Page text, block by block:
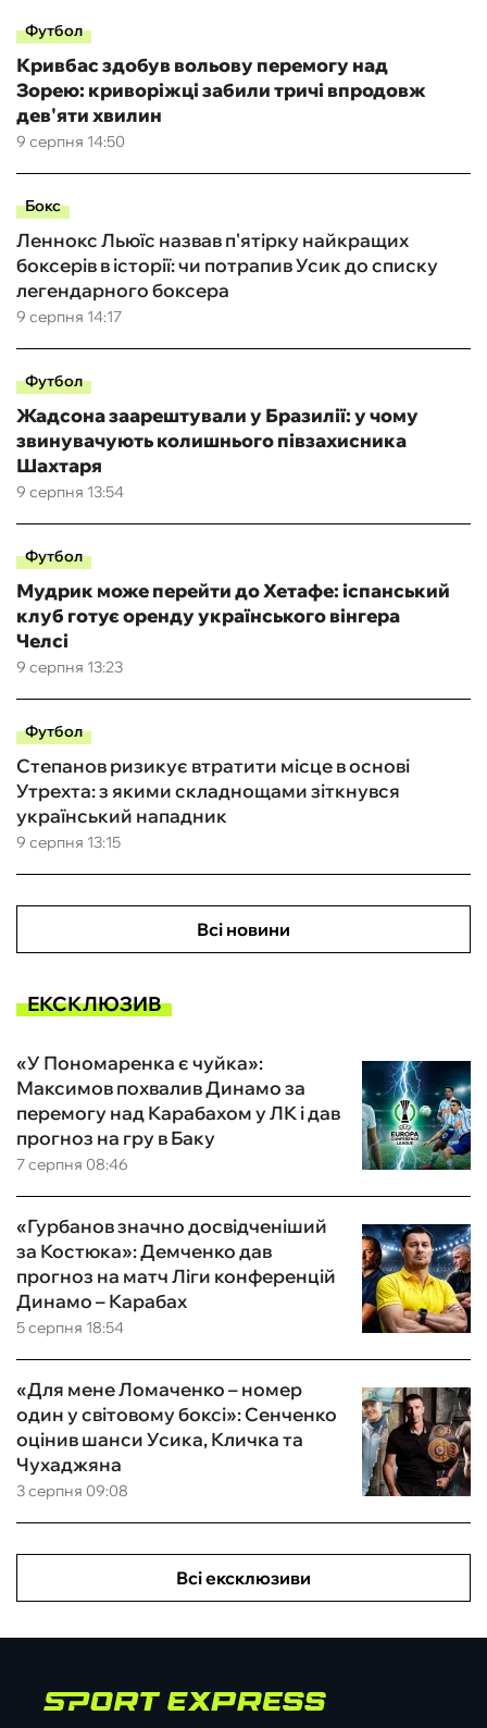
Футбол
9 серпня 14:50
Кривбас здобув вольову перемогу над
Зорею: криворіжці забили тричі впродовж
дев'яти хвилин
Бокс
9 серпня 14:17
Леннокс Льюїс назвав п'ятірку найкращих
боксерів в історії: чи потрапив Усик до списку
легендарного боксера
Футбол
9 серпня 13:54
Жадсона заарештували у Бразилії: у чому
звинувачують колишнього півзахисника
Шахтаря
Футбол
9 серпня 13:23
Мудрик може перейти до Хетафе: іспанський
клуб готує оренду українського вінгера
Челсі
Футбол
9 серпня 13:15
Степанов ризикує втратити місце в основі
Утрехта: з якими складнощами зіткнувся
український нападник
Всі новини
ЕКСКЛЮЗИВ
7 серпня 08:46
«У Пономаренка є чуйка»:
Максимов похвалив Динамо за
перемогу над Карабахом у ЛК і дав
прогноз на гру в Баку
5 серпня 18:54
«Гурбанов значно досвідченіший
за Костюка»: Демченко дав
прогноз на матч Ліги конференцій
Динамо – Карабах
3 серпня 09:08
«Для мене Ломаченко – номер
один у світовому боксі»: Сенченко
оцінив шанси Усика, Кличка та
Чухаджяна
Всі ексклюзиви